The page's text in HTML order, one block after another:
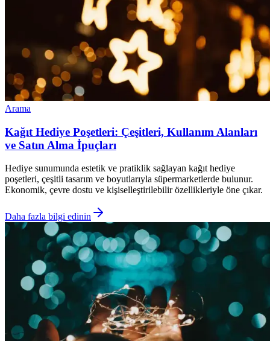
Arama
Kağıt Hediye Poşetleri: Çeşitleri, Kullanım Alanları
ve Satın Alma İpuçları
Hediye sunumunda estetik ve pratiklik sağlayan kağıt hediye
poşetleri, çeşitli tasarım ve boyutlarıyla süpermarketlerde bulunur.
Ekonomik, çevre dostu ve kişiselleştirilebilir özellikleriyle öne çıkar.
Daha fazla bilgi edinin